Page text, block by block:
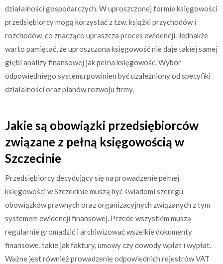
działalności gospodarczych. W uproszczonej formie księgowości
przedsiębiorcy mogą korzystać z tzw. książki przychodów i
rozchodów, co znacząco upraszcza proces ewidencji. Jednakże
warto pamiętać, że uproszczona księgowość nie daje takiej samej
głębi analizy finansowej jak pełna księgowość. Wybór
odpowiedniego systemu powinien być uzależniony od specyfiki
działalności oraz planów rozwoju firmy.
Jakie są obowiązki przedsiębiorców
związane z pełną księgowością w
Szczecinie
Przedsiębiorcy decydujący się na prowadzenie pełnej
księgowości w Szczecinie muszą być świadomi szeregu
obowiązków prawnych oraz organizacyjnych związanych z tym
systemem ewidencji finansowej. Przede wszystkim muszą
regularnie gromadzić i archiwizować wszelkie dokumenty
finansowe, takie jak faktury, umowy czy dowody wpłat i wypłat.
Ważne jest również prowadzenie odpowiednich rejestrów VAT